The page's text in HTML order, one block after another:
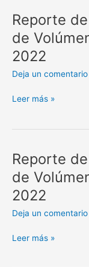
Reporte
de
2022
Deja un comentario
Reporte
de
Información
en
Materia
Volúmenes
Leer más »
Reporte
de
2022
Deja un comentario
Reporte
de
Información
en
Materia
Volúmenes
Leer más »